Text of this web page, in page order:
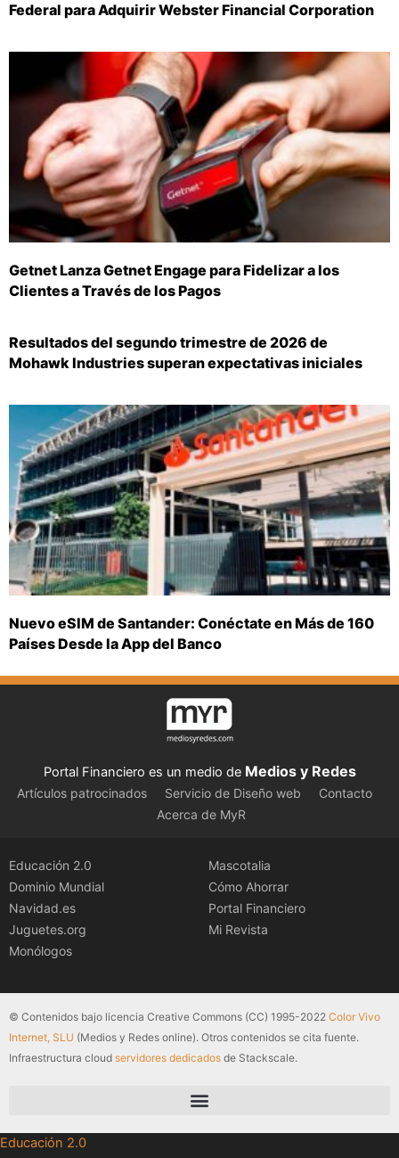
Federal para Adquirir Webster Financial Corporation
Getnet Lanza Getnet Engage para Fidelizar a los
Clientes a Través de los Pagos
Resultados del segundo trimestre de 2026 de
Mohawk Industries superan expectativas iniciales
Nuevo eSIM de Santander: Conéctate en Más de 160
Países Desde la App del Banco
Portal Financiero es un medio de Medios y Redes
Artículos patrocinados Servicio de Diseño web
Contacto
Acerca de MyR
Educación 2.0
Dominio Mundial
Navidad.es
Juguetes.org
Monólogos
Mascotalia
Cómo Ahorrar
Portal Financiero
Mi Revista
© Contenidos bajo licencia Creative Commons (CC) 1995-2022 Color Vivo
Internet, SLU (Medios y Redes online). Otros contenidos se cita fuente.
Infraestructura cloud servidores dedicados de Stackscale.
Educación 2.0